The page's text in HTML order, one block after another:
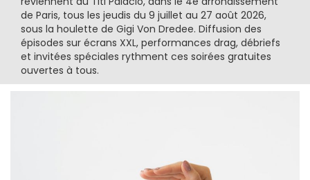
de Paris, tous les jeudis du 9 juillet au 27 août 2026,
sous la houlette de Gigi Von Dredee. Diffusion des
épisodes sur écrans XXL, performances drag, débriefs
et invitées spéciales rythment ces soirées gratuites
ouvertes à tous.